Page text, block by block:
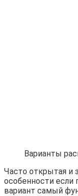
Варианты
Часто открытая и
особенности
вариант самый